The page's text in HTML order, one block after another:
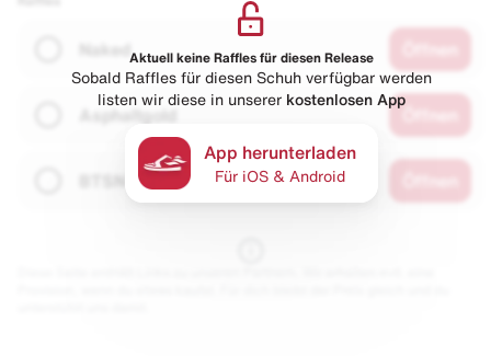
Naked
Asphaltgold
Aktuell keine Raffles für diesen Release
Sobald Raffles für diesen Schuh verfügbar werden
listen wir diese in unserer kostenlosen App
App herunterladen
Für iOS & Android